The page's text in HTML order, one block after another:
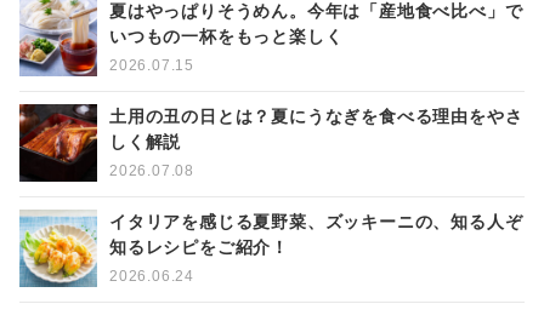
夏はやっぱりそうめん。今年は「産地食べ比べ」で
いつもの一杯をもっと楽しく
2026.07.15
土用の丑の日とは？夏にうなぎを食べる理由をやさ
しく解説
2026.07.08
イタリアを感じる夏野菜、ズッキーニの、知る人ぞ
知るレシピをご紹介！
2026.06.24